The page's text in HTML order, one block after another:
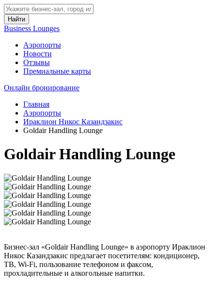
Найти
Business Lounges
Аэропорты
Новости
Отзывы
Премиальные карты
Онлайн бронирование
Главная
Аэропорты
Ираклион Никос Казандзакис
Goldair Handling Lounge
Goldair Handling Lounge
Бизнес-зал «Goldair Handling Lounge» в аэропорту Ираклион
Никос Казандзакис предлагает посетителям: кондиционер,
ТВ, Wi-Fi, пользование телефоном и факсом,
прохладительные и алкогольные напитки.